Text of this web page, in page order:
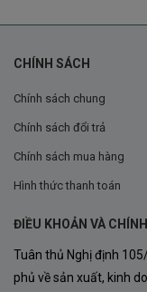
Ghi chú hương
Meursault
Màu sắc
Rượu Vang
Charmeslà biểu
làm vang trắng tại
CHÍNH SÁCH
Chính sách chung
Chính sách đổi trả
Chính sách mua hàng
Hình thức thanh toán
ĐIỀU KHOẢN VÀ
Tuân thủ Nghị định
phủ về sản xuất, kinh